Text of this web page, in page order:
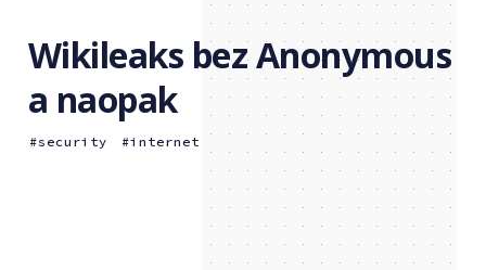
Wikileaks bez Anonymous
a naopak
security internet